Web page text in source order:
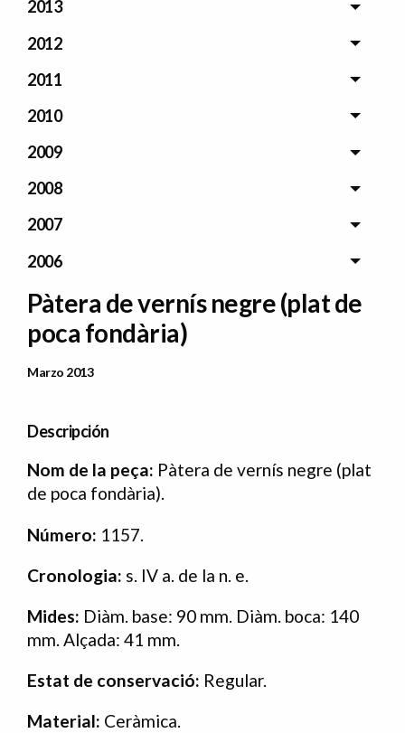
2013
2012
2011
2010
2009
2008
2007
2006
Pàtera de vernís negre (plat de
poca fondària)
Data Publicació
Marzo 2013
Descripción
Nom de la peça: Pàtera de vernís negre (plat
de poca fondària).
Número: 1157.
Cronologia: s. IV a. de la n. e.
Mides: Diàm. base: 90 mm. Diàm. boca: 140
mm. Alçada: 41 mm.
Estat de conservació: Regular.
Material: Ceràmica.